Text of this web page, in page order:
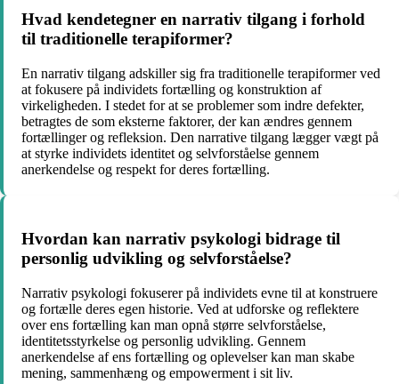
Hvad kendetegner en narrativ tilgang i forhold
til traditionelle terapiformer?
En narrativ tilgang adskiller sig fra traditionelle terapiformer ved
at fokusere på individets fortælling og konstruktion af
virkeligheden. I stedet for at se problemer som indre defekter,
betragtes de som eksterne faktorer, der kan ændres gennem
fortællinger og refleksion. Den narrative tilgang lægger vægt på
at styrke individets identitet og selvforståelse gennem
anerkendelse og respekt for deres fortælling.
Hvordan kan narrativ psykologi bidrage til
personlig udvikling og selvforståelse?
Narrativ psykologi fokuserer på individets evne til at konstruere
og fortælle deres egen historie. Ved at udforske og reflektere
over ens fortælling kan man opnå større selvforståelse,
identitetsstyrkelse og personlig udvikling. Gennem
anerkendelse af ens fortælling og oplevelser kan man skabe
mening, sammenhæng og empowerment i sit liv.